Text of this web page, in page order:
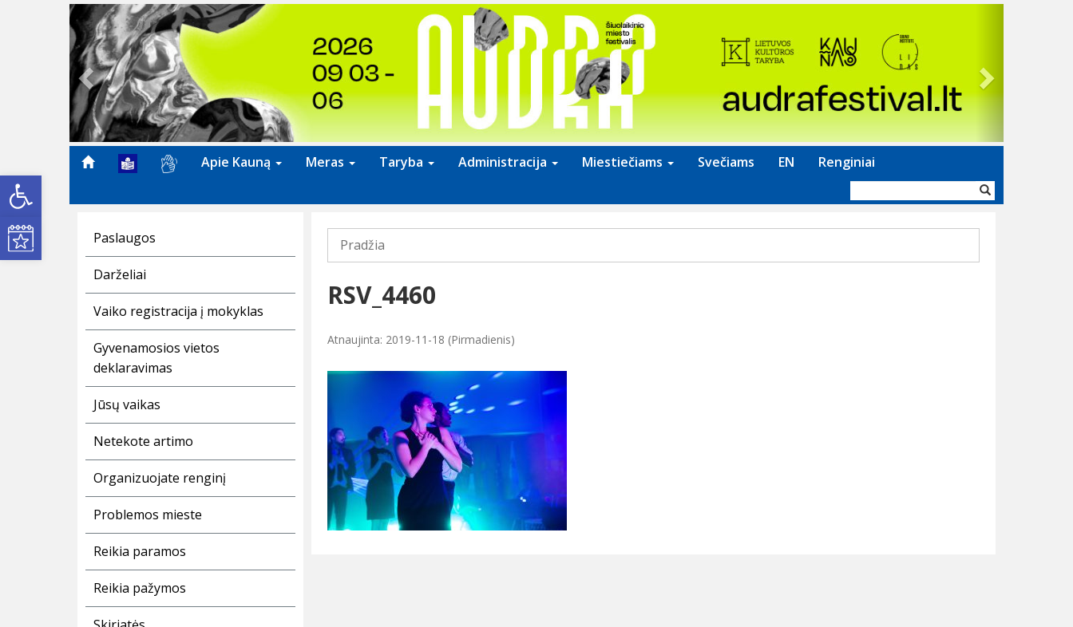
Open toolbar
Kultūros renginiai
Previous
Apie Kauną Meras Taryba Administracija Miestiečiams Svečiams EN Renginiai
forma
Paslaugos
Darželiai
Vaiko registracija į mokyklas
Gyvenamosios vietos
deklaravimas
Jūsų vaikas
Netekote artimo
Organizuojate renginį
Problemos mieste
Reikia paramos
Reikia pažymos
Pradžia
RSV_4460
Atnaujinta: 2019-11-18 (Pirmadienis)